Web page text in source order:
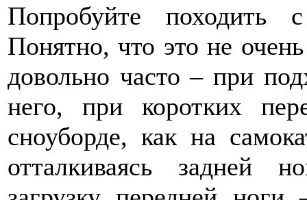
Попробуйте походить
Понятно, что это не
довольно часто – при
него, при коротких
сноуборде, как на
отталкиваясь задней